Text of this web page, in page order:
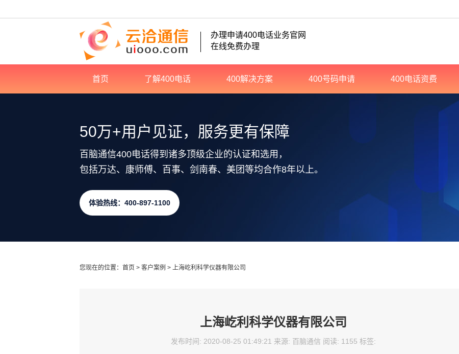
办理申请400电话业务官网
在线免费办理
首页 了解400电话 400解决方案 400号码申请 400电话资费
50万+用户见证，服务更有保障
百脑通信400电话得到诸多顶级企业的认证和选用，
包括万达、康师傅、百事、剑南春、美团等均合作8年以上。
体验热线：400-897-1100
您现在的位置： 首页 > 客户案例 > 上海屹利科学仪器有限公司
上海屹利科学仪器有限公司
发布时间: 2020-08-25 01:49:21 来源: 百脑通信 阅读: 1155 标签: